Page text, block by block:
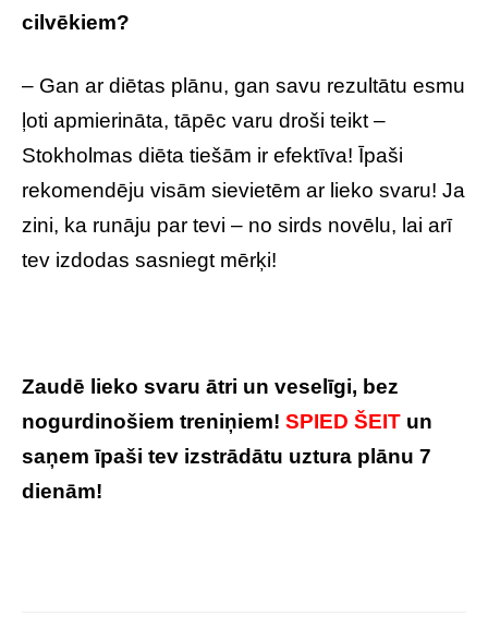
cilvēkiem?
– Gan ar diētas plānu, gan savu rezultātu esmu
ļoti apmierināta, tāpēc varu droši teikt –
Stokholmas diēta tiešām ir efektīva! Īpaši
rekomendēju visām sievietēm ar lieko svaru! Ja
zini, ka runāju par tevi – no sirds novēlu, lai arī
tev izdodas sasniegt mērķi!
Zaudē lieko svaru ātri un veselīgi, bez
nogurdinošiem treniņiem! SPIED ŠEIT un
saņem īpaši tev izstrādātu uztura plānu 7
dienām!